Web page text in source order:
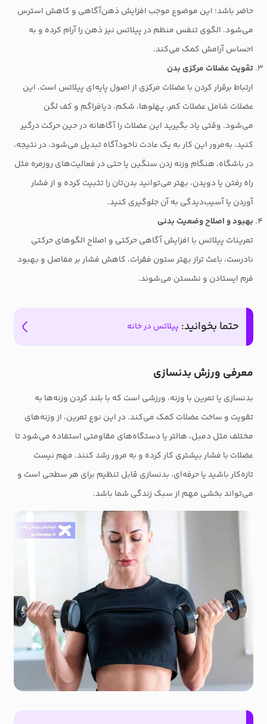
حاضر باشد؛ این موضوع موجب افزایش ذهن‌آگاهی و کاهش استرس
می‌شود. الگوی تنفس منظم در پیلاتس نیز ذهن را آرام کرده و به
احساس آرامش کمک می‌کند.
تقویت عضلات مرکزی بدن
ارتباط برقرار کردن با عضلات مرکزی از اصول پایه‌ای پیلاتس است. این
عضلات شامل عضلات کمر، پهلوها، شکم، دیافراگم و کف لگن
می‌شود. وقتی یاد بگیرید این عضلات را آگاهانه در حین حرکت درگیر
کنید، به‌مرور این کار به یک عادت ناخودآگاه تبدیل می‌شود. در نتیجه،
در باشگاه، هنگام وزنه زدن سنگین یا حتی در فعالیت‌های روزمره مثل
راه رفتن یا دویدن، بهتر می‌توانید بدن‌تان را تثبیت کرده و از فشار
آوردن یا آسیب‌دیدگی به آن جلوگیری کنید.
بهبود و اصلاح وضعیت بدنی
تمرینات پیلاتس با افزایش آگاهی حرکتی و اصلاح الگوهای حرکتی
نادرست، باعث تراز بهتر ستون فقرات، کاهش فشار بر مفاصل و بهبود
فرم ایستادن و نشستن می‌شوند.
حتما بخوانید: پیلاتس در خانه
معرفی ورزش بدنسازی
بدنسازی یا تمرین با وزنه، ورزشی است که با بلند کردن وزنه‌ها به
تقویت و ساخت عضلات کمک می‌کند. در این نوع تمرین، از وزنه‌های
مختلف مثل دمبل، هالتر یا دستگاه‌های مقاومتی استفاده می‌شود تا
عضلات با فشار بیشتری کار کرده و به مرور رشد کنند. مهم نیست
تازه‌کار باشید یا حرفه‌ای، بدنسازی قابل تنظیم برای هر سطحی است و
می‌تواند بخشی مهم از سبک زندگی شما باشد.